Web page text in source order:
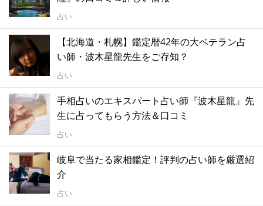
占い
【北海道・札幌】鑑定暦42年の大ベテラン占
い師・波木星龍先生をご存知？
占い
手相占いのエキスパート占い師『波木星龍』先
生に占ってもらう方法＆口コミ
占い
岐阜で当たる家相鑑定！評判の占い師を厳選紹
介
占い